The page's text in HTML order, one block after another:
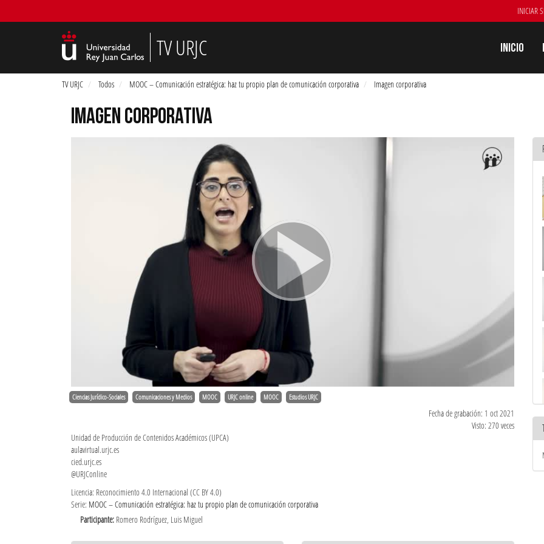
INICIAR
TV URJC Inicio
TV URJC Todos MOOC – Comunicación estratégica: haz tu propio plan de comunicación corporativa Imagen corporativa
IMAGEN CORPORATIVA
Ciencias Jurídico-Sociales Comunicaciones y Medios MOOC URJC online MOOC Estudios URJC
Fecha de grabación: 1 oct 2021
Visto: 270 veces
Unidad de Producción de Contenidos Académicos (UPCA)
aulavirtual.urjc.es
cied.urjc.es
@URJConline
Licencia: Reconocimiento 4.0 Internacional (CC BY 4.0)
Serie: MOOC – Comunicación estratégica: haz tu propio plan de comunicación corporativa
Participante: Romero Rodríguez, Luis Miguel